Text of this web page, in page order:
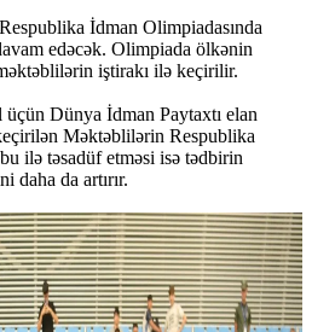
İdman Olimpiadasında
edəcək. Olimpiada ölkənin
iştirakı ilə keçirilir.
üçün Dünya İdman Paytaxtı elan
Məktəblilərin Respublika
ilə təsadüf etməsi isə tədbirin
daha da artırır.